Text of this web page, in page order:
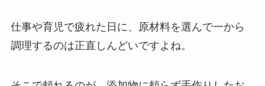
仕事や育児で疲れた日に、原材料を選んで一から
調理するのは正直しんどいですよね。